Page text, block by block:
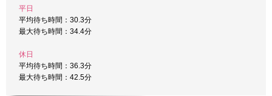
平日
平均待ち時間：30.3分
最大待ち時間：34.4分
休日
平均待ち時間：36.3分
最大待ち時間：42.5分